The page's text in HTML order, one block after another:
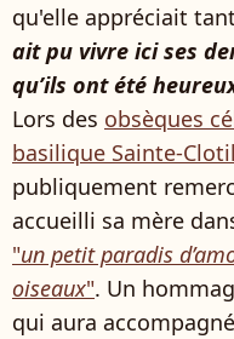
qu'elle appréciait
ait pu vivre ici ses
qu’ils ont été
Lors des obsèques
basilique Sainte-
publiquement
accueilli sa mère
"un petit paradis
oiseaux". Un
qui aura